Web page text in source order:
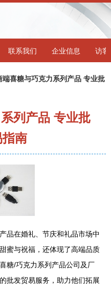
联系我们 企业信息 访客
端喜糖与巧克力系列产品 专业批
列产品 专业批
南
品在婚礼、节庆和礼品市场中
蜜与祝福，还体现了高端品质
糖/巧克力系列产品公司及厂
批发贸易服务，助力他们拓展